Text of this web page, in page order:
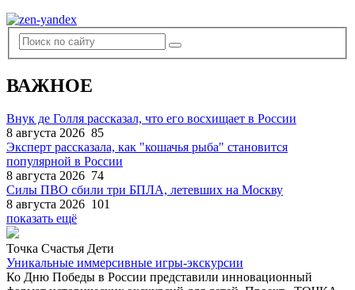
ВАЖНОЕ
Внук де Голля рассказал, что его восхищает в России
8 августа 2026 85
Эксперт рассказала, как "кошачья рыба" становится
популярной в России
8 августа 2026 74
Силы ПВО сбили три БПЛА, летевших на Москву
8 августа 2026 101
показать ещё
Точка Счастья Дети
Уникальные иммерсивные игры-экскурсии
Ко Дню Победы в России представили инновационный